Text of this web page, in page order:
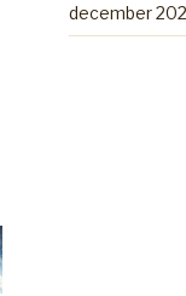
december